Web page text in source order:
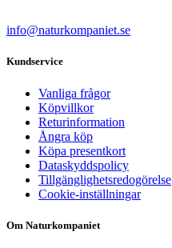
info@naturkompaniet.se
Kundservice
Vanliga frågor
Köpvillkor
Returinformation
Ångra köp
Köpa presentkort
Dataskyddspolicy
Tillgänglighetsredogörelse
Cookie-inställningar
Om Naturkompaniet